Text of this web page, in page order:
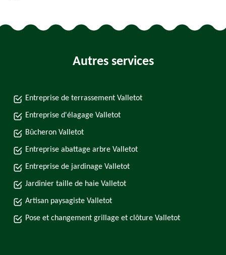
Autres services
Entreprise de terrassement Valletot
Entreprise d'élagage Valletot
Bûcheron Valletot
Entreprise abattage arbre Valletot
Entreprise de jardinage Valletot
Jardinier taille de haie Valletot
Artisan paysagiste Valletot
Pose et changement grillage et clôture Valletot